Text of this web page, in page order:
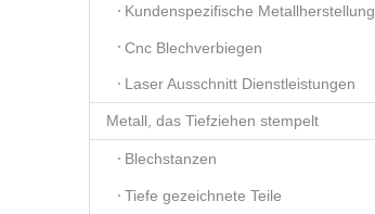
Kundenspezifische Metallherstellung
Cnc Blechverbiegen
Laser Ausschnitt Dienstleistungen
Metall, das Tiefziehen stempelt
Blechstanzen
Tiefe gezeichnete Teile